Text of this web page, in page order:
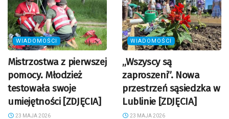
WIADOMOŚCI
Mistrzostwa z pierwszej
pomocy. Młodzież
testowała swoje
umiejętności [ZDJĘCIA]
23 MAJA 2026
WIADOMOŚCI
„Wszyscy są
zaproszeni”. Nowa
przestrzeń sąsiedzka w
Lublinie [ZDJĘCIA]
23 MAJA 2026